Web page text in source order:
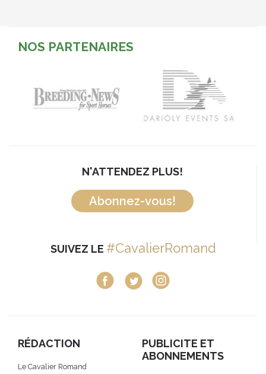
NOS PARTENAIRES
N'ATTENDEZ PLUS!
Abonnez-vous!
SUIVEZ LE #CavalierRomand
RÉDACTION
Le Cavalier Romand
PUBLICITE ET
ABONNEMENTS